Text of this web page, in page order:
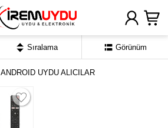
ANDROID UYDU ALICILAR
Sıralama Görünüm